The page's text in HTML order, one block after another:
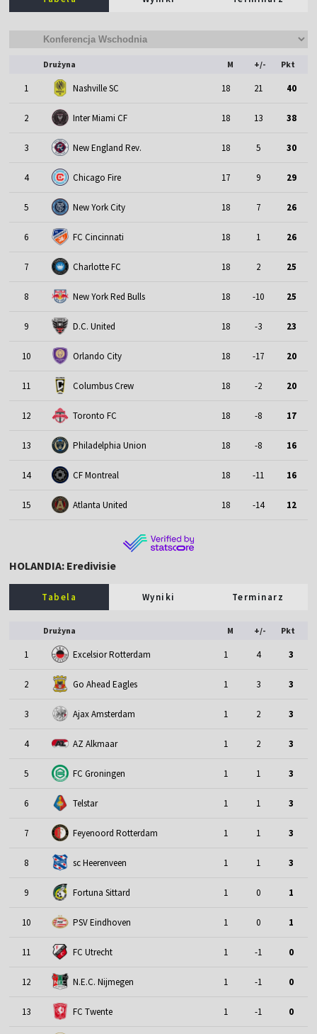
Drużyna M +/- Pkt
1 Nashville SC 18 21 40
2 Inter Miami CF 18 13 38
3 New England Rev. 18 5 30
4 Chicago Fire 17 9 29
5 New York City 18 7 26
6 FC Cincinnati 18 1 26
7 Charlotte FC 18 2 25
8 New York Red Bulls 18 -10 25
9 D.C. United 18 -3 23
10 Orlando City 18 -17 20
11 Columbus Crew 18 -2 20
12 Toronto FC 18 -8 17
13 Philadelphia Union 18 -8 16
14 CF Montreal 18 -11 16
15 Atlanta United 18 -14 12
HOLANDIA: Eredivisie
Tabela Wyniki Terminarz
Drużyna M +/- Pkt
1 Excelsior Rotterdam 1 4 3
2 Go Ahead Eagles 1 3 3
3 Ajax Amsterdam 1 2 3
4 AZ Alkmaar 1 2 3
5 FC Groningen 1 1 3
6 Telstar 1 1 3
7 Feyenoord Rotterdam 1 1 3
8 sc Heerenveen 1 1 3
9 Fortuna Sittard 1 0 1
10 PSV Eindhoven 1 0 1
11 FC Utrecht 1 -1 0
12 N.E.C. Nijmegen 1 -1 0
13 FC Twente 1 -1 0